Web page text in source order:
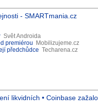
- SMARTmania.cz
Svět Androida
premiérou
Mobilizujeme.cz
předchůdce Techarena.cz
likvidních • Coinbase